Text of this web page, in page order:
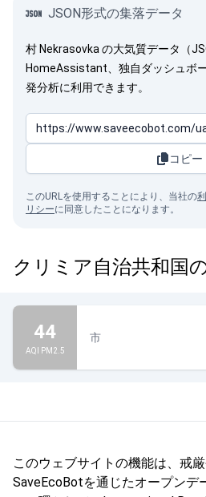
JSON形式の集落データ
村 Nekrasovka の大気質データ（
HomeAssistant、独自ダッシュボ
発分析に利用できます。
コピー
このURLを使用することにより、当社の
リシーに同意したことになります。
クリミア自治共和国
44
AQI PM2.5
市
このウェブサイトの機能は、戒
SaveEcoBotを通じたオープンデ